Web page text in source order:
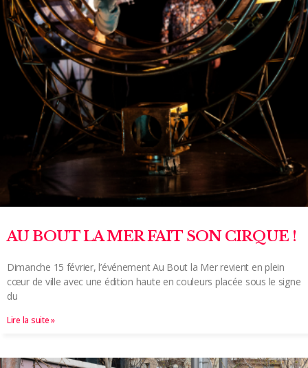
AU BOUT LA MER FAIT SON CIRQUE !
Dimanche 15 février, l’événement Au Bout la Mer revient en plein
cœur de ville avec une édition haute en couleurs placée sous le signe
du
Lire la suite »